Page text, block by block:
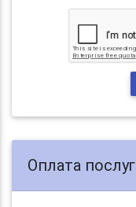
Оплата послуг